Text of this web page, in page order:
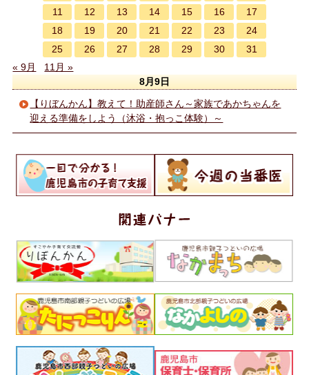
11
12 13 14 15 16
17
18
19 20 21 22 23
24
25
26 27 28 29 30
31
« 9月
11月 »
8月9日
【りぼんかん】教えて！助産師さん～家族であかちゃんを
迎える準備をしよう（沐浴・抱っこ体験）～